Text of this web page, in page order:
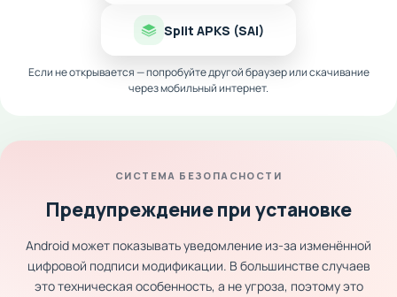
Split APKS (SAI)
Если не открывается — попробуйте другой браузер или скачивание
через мобильный интернет.
СИСТЕМА БЕЗОПАСНОСТИ
Предупреждение при установке
Android может показывать уведомление из-за изменённой
цифровой подписи модификации. В большинстве случаев
это техническая особенность, а не угроза, поэтому это